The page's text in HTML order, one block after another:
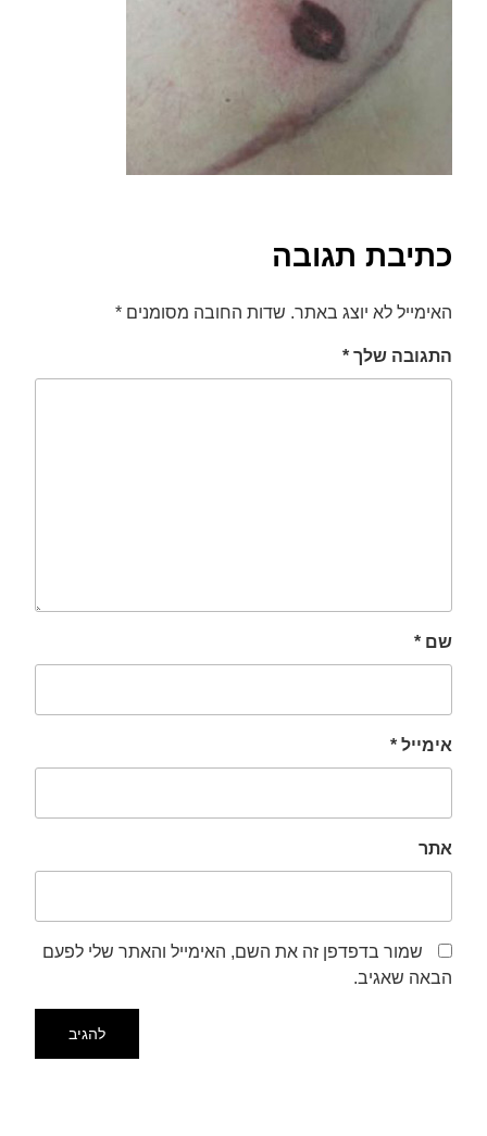
סמן קישורים
כל
האפשרויות
כתיבת תגובה
האימייל לא יוצג באתר. שדות החובה מסומנים *
התגובה שלך *
שם *
אימייל *
אתר
שמור בדפדפן זה את השם, האימייל והאתר שלי לפעם
הבאה שאגיב.